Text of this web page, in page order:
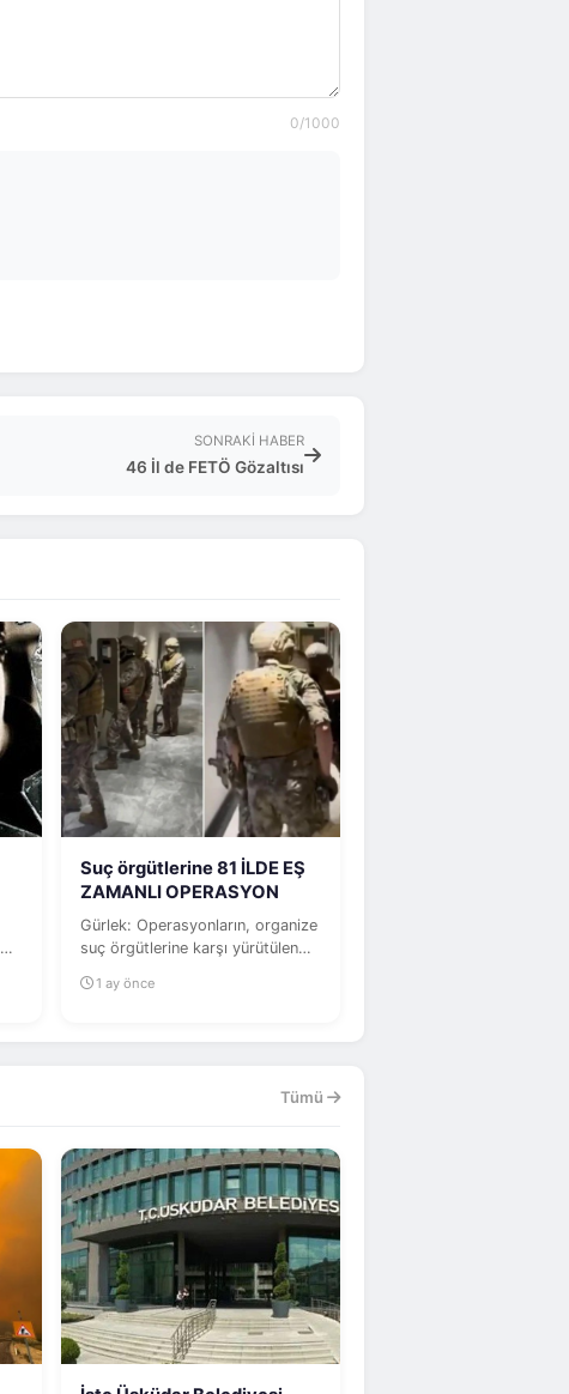
0/1000
SONRAKI HABER
46 İl de FETÖ Gözaltısı
Suç örgütlerine 81 İLDE EŞ
ZAMANLI OPERASYON
Gürlek: Operasyonların, organize
suç örgütlerine karşı yürütülen
1 ay önce
Tümü